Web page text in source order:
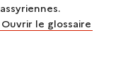
assyriennes.
Ouvrir le glossaire